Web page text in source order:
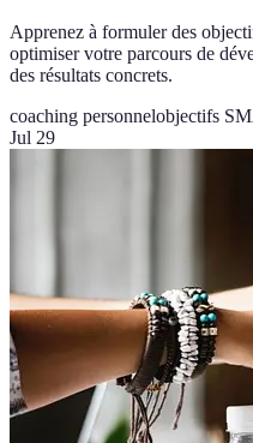
Apprenez à formuler des
optimiser votre parcours de
des résultats concrets.
coaching personnelobjectifs
Jul 29